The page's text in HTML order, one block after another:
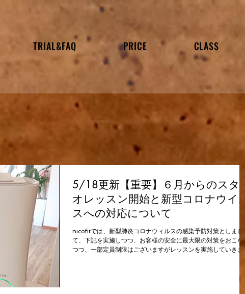
TRIAL&FAQ PRICE CLASS
5/18更新【重要】６月からのスタ
オレッスン開始と新型コロナウイ
スへの対応について
nicofitでは、新型肺炎コロナウィルスの感染予防対策としまし
て、下記を実施しつつ、お客様の安全に最大限の対策をおこな
つつ、一部定員制限はございますがレッスンを実施していきま